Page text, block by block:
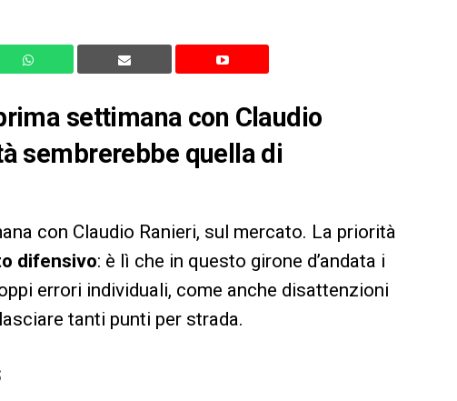
settimana con Claudio
sembrerebbe quella di
con Claudio Ranieri, sul mercato. La priorità
difensivo: è lì che in questo girone d’andata i
errori individuali, come anche disattenzioni
tanti punti per strada.